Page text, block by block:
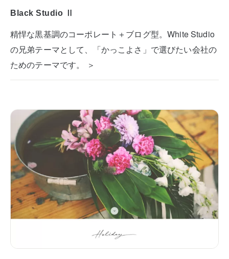
Black Studio Ⅱ
精悍な黒基調のコーポレート＋ブログ型。White Studio
の兄弟テーマとして、「かっこよさ」で選びたい会社の
ためのテーマです。 ＞